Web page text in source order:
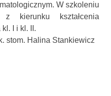
W szkoleniu
z kierunku kształcenia
I i kl. II.
stom. Halina Stankiewicz